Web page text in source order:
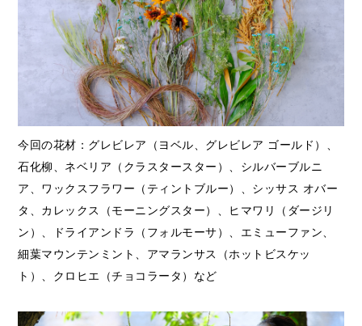
今回の花材：グレビレア（ヨベル、グレビレア ゴールド）、
石化柳、ネベリア（クラスタースター）、シルバーブルニ
ア、ワックスフラワー（ティントブルー）、シッサス オバー
タ、カレックス（モーニングスター）、ヒマワリ（ダージリ
ン）、ドライアンドラ（フォルモーサ）、エミューファン、
細葉マウンテンミント、アマランサス（ホットビスケッ
ト）、クロヒエ（チョコラータ）など